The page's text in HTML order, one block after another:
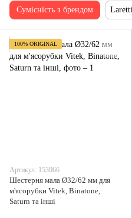
Сумісність з брендом Laretti
100% ORIGINAL
Артикул: 153066
Шестерня мала Ø32/62 мм для
м'ясорубки Vitek, Binatone,
Saturn та інші